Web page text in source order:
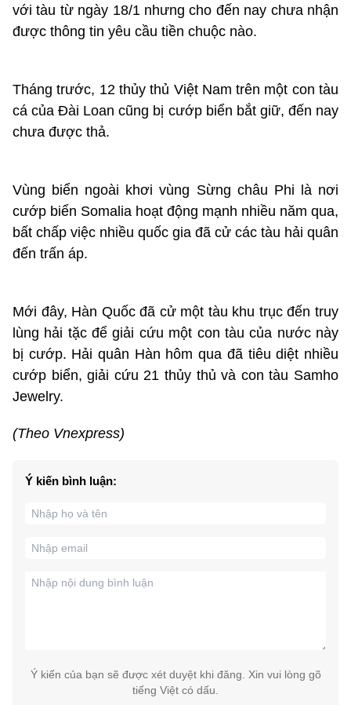
với tàu từ ngày 18/1 nhưng cho đến nay chưa nhận
được thông tin yêu cầu tiền chuộc nào.
Tháng trước, 12 thủy thủ Việt Nam trên một con tàu
cá của Đài Loan cũng bị cướp biển bắt giữ, đến nay
chưa được thả.
Vùng biển ngoài khơi vùng Sừng châu Phi là nơi
cướp biển Somalia hoạt động mạnh nhiều năm qua,
bất chấp việc nhiều quốc gia đã cử các tàu hải quân
đến trấn áp.
Mới đây, Hàn Quốc đã cử một tàu khu trục đến truy
lùng hải tặc để giải cứu một con tàu của nước này
bị cướp. Hải quân Hàn hôm qua đã tiêu diệt nhiều
cướp biển, giải cứu 21 thủy thủ và con tàu Samho
Jewelry.
(Theo Vnexpress)
Ý kiến bình luận:
Ý kiến của bạn sẽ được xét duyệt khi đăng. Xin vui lòng gõ
tiếng Việt có dấu.